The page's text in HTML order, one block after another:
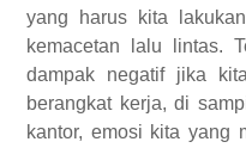
yang harus kita
kemacetan lalu lintas.
dampak negatif jika
berangkat kerja, di
kantor, emosi kita yang